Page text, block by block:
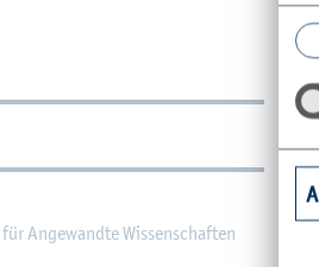
An­ge­wand­te Wis­sen­schaf­ten